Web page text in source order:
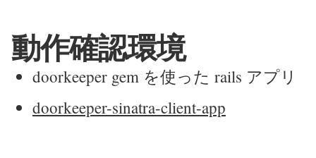
動作確認環境
doorkeeper gem を使った rails アプリ
doorkeeper-sinatra-client-app